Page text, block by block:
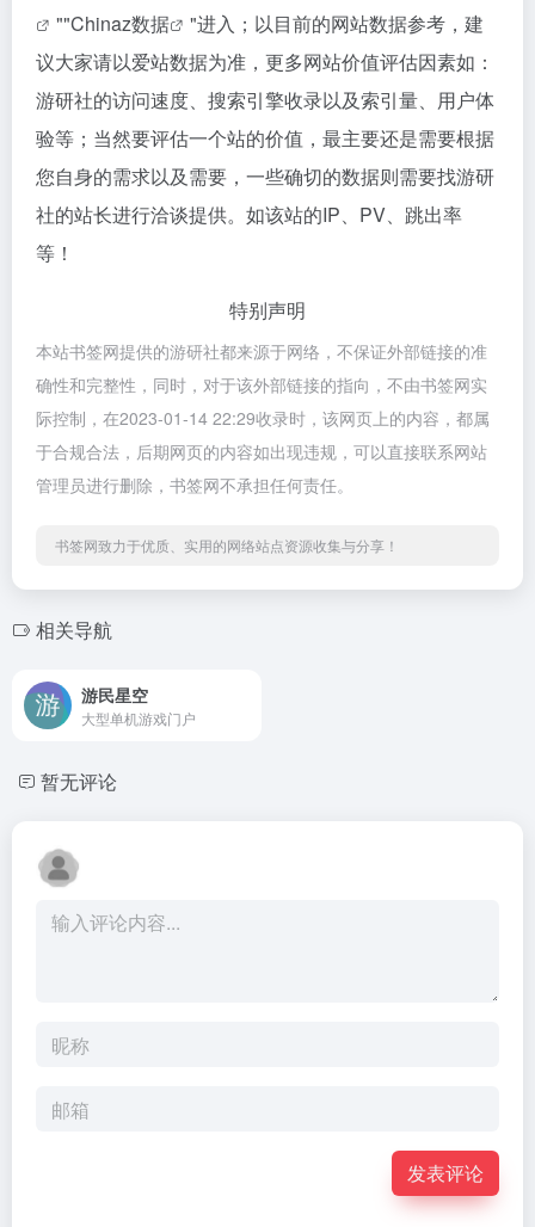
""Chinaz数据
"进入；以目前的网站数据参考，建
议大家请以爱站数据为准，更多网站价值评估因素如：
游研社的访问速度、搜索引擎收录以及索引量、用户体
验等；当然要评估一个站的价值，最主要还是需要根据
您自身的需求以及需要，一些确切的数据则需要找游研
社的站长进行洽谈提供。如该站的IP、PV、跳出率
等！
特别声明
本站书签网提供的游研社都来源于网络，不保证外部链接的准
确性和完整性，同时，对于该外部链接的指向，不由书签网实
际控制，在2023-01-14 22:29收录时，该网页上的内容，都属
于合规合法，后期网页的内容如出现违规，可以直接联系网站
管理员进行删除，书签网不承担任何责任。
书签网致力于优质、实用的网络站点资源收集与分享！
相关导航
游民星空
大型单机游戏门户
暂无评论
发表评论